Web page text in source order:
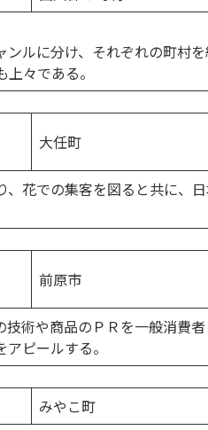
ルに分け、それぞれの町村
々である。
大任町
花での集客を図ると共に、
前原市
術や商品のＰＲを一般消費
ピールする。
みやこ町